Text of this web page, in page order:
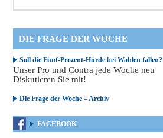
DIE FRAGE DER WOCHE
Soll die Fünf-Prozent-Hürde bei Wahlen fallen?
Unser Pro und Contra jede Woche neu
Diskutieren Sie mit!
Die Frage der Woche – Archiv
FACEBOOK